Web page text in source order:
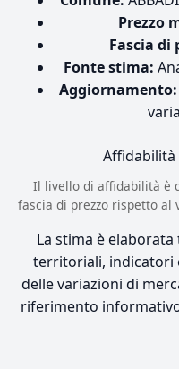
Prezzo
Fascia di
Fonte stima:
Aggiornamento:
Affidabilità
Il livello di affidabilità è
fascia di prezzo rispetto
La stima è
territoriali, indicatori
delle variazioni di
riferimento